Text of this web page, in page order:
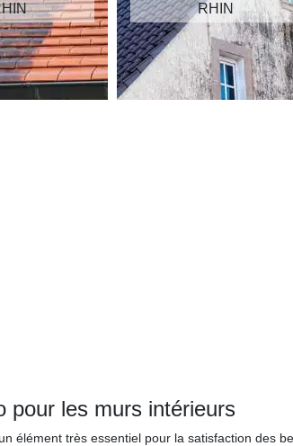
RHIN
pour les murs intérieurs
élément très essentiel pour la satisfaction des